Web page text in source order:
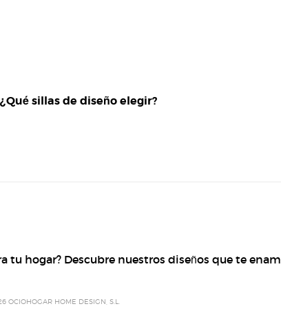
¿Qué sillas de diseño elegir?
tu hogar? Descubre nuestros diseños que te
OCIOHOGAR HOME DESIGN, S.L.